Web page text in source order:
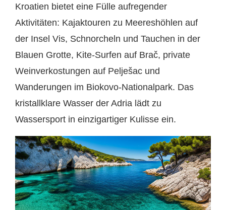
Kroatien bietet eine Fülle aufregender
Aktivitäten: Kajaktouren zu Meereshöhlen auf
der Insel Vis, Schnorcheln und Tauchen in der
Blauen Grotte, Kite-Surfen auf Brač, private
Weinverkostungen auf Pelješac und
Wanderungen im Biokovo-Nationalpark. Das
kristallklare Wasser der Adria lädt zu
Wassersport in einzigartiger Kulisse ein.